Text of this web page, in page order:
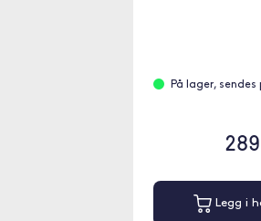
På lager,
Legg i